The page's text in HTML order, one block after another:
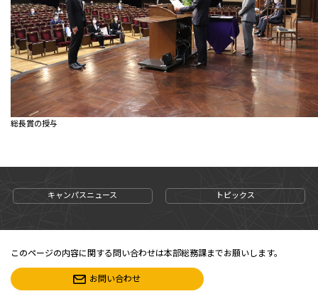
総長賞の授与
キャンパスニュース トピックス
このページの内容に関する問い合わせは本部総務課までお願いします。
お問い合わせ